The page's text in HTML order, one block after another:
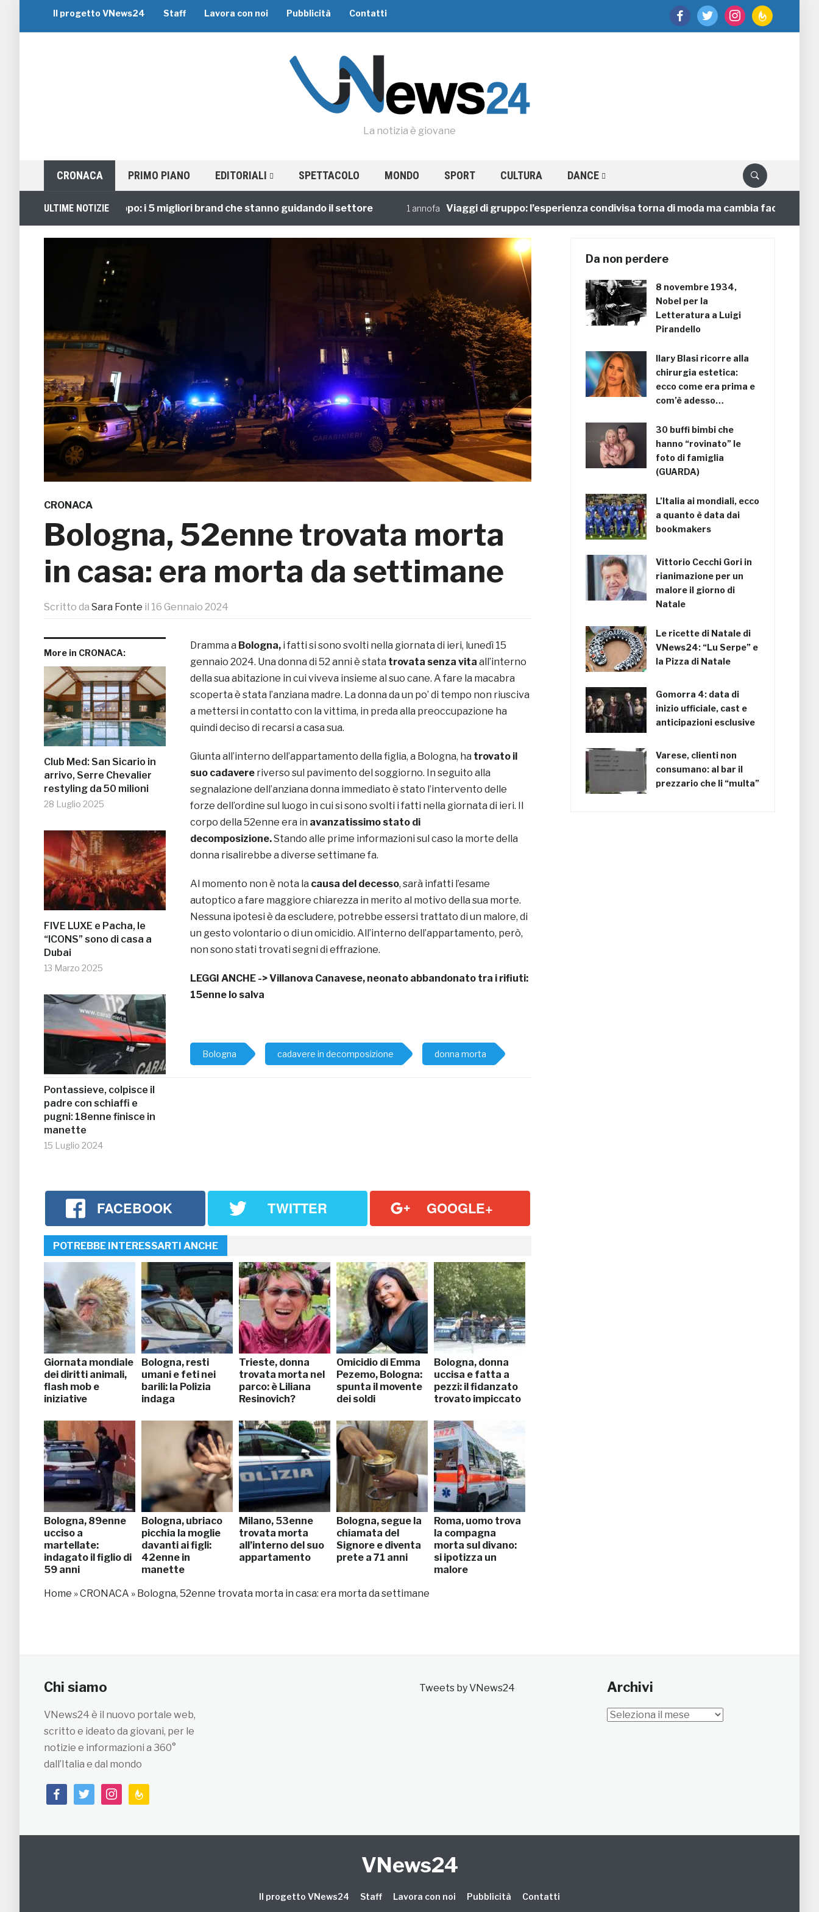
facebooktwitter instagramfeedburner
Il progetto VNews24 Staff Lavora con noi Pubblicità Contatti
La notizia è giovane
CRONACA PRIMO PIANO EDITORIALI SPETTACOLO MONDO SPORT CULTURA DANCE
ULTIME NOTIZIE
Viaggi di Gruppo: i 5 migliori brand che stanno guidando il settore 1 annofa Viaggi di gruppo: l’esperienza condivisa torna di moda ma cambia faccia
CRONACA
Bologna, 52enne trovata morta
in casa: era morta da settimane
Scritto da Sara Fonte il 16 Gennaio 2024
More in CRONACA:
Club Med: San Sicario in
arrivo, Serre Chevalier
restyling da 50 milioni
28 Luglio 2025
FIVE LUXE e Pacha, le
“ICONS” sono di casa a
Dubai
13 Marzo 2025
Pontassieve, colpisce il
padre con schiaffi e
pugni: 18enne finisce in
manette
15 Luglio 2024
Dramma a Bologna, i fatti si sono svolti nella giornata di ieri, lunedì 15
gennaio 2024. Una donna di 52 anni è stata trovata senza vita all’interno
della sua abitazione in cui viveva insieme al suo cane. A fare la macabra
scoperta è stata l’anziana madre. La donna da un po’ di tempo non riusciva
a mettersi in contatto con la vittima, in preda alla preoccupazione ha
quindi deciso di recarsi a casa sua.
Giunta all’interno dell’appartamento della figlia, a Bologna, ha trovato il
suo cadavere riverso sul pavimento del soggiorno. In seguito alla
segnalazione dell’anziana donna immediato è stato l’intervento delle
forze dell’ordine sul luogo in cui si sono svolti i fatti nella giornata di ieri. Il
corpo della 52enne era in avanzatissimo stato di
decomposizione.Stando alle prime informazioni sul caso la morte della
donna risalirebbe a diverse settimane fa.
Al momento non è nota la causa del decesso, sarà infatti l’esame
autoptico a fare maggiore chiarezza in merito al motivo della sua morte.
Nessuna ipotesi è da escludere, potrebbe essersi trattato di un malore, di
un gesto volontario o di un omicidio. All’interno dell’appartamento, però,
non sono stati trovati segni di effrazione.
LEGGI ANCHE ->Villanova Canavese, neonato abbandonato tra i rifiuti:
15enne lo salva
Bologna cadavere in decomposizione donna morta
FACEBOOK TWITTER GOOGLE+
POTREBBE INTERESSARTI ANCHE
Giornata mondiale
dei diritti animali,
flash mob e
iniziative
Bologna, resti
umani e feti nei
barili: la Polizia
indaga
Trieste, donna
trovata morta nel
parco: è Liliana
Resinovich?
Omicidio di Emma
Pezemo, Bologna:
spunta il movente
dei soldi
Bologna, donna
uccisa e fatta a
pezzi: il fidanzato
trovato impiccato
Bologna, 89enne
ucciso a
martellate:
indagato il figlio di
59 anni
Bologna, ubriaco
picchia la moglie
davanti ai figli:
42enne in
manette
Milano, 53enne
trovata morta
all’interno del suo
appartamento
Bologna, segue la
chiamata del
Signore e diventa
prete a 71 anni
Roma, uomo trova
la compagna
morta sul divano:
si ipotizza un
malore
Home »CRONACA » Bologna, 52enne trovata morta in casa: era morta da settimane
Da non perdere
8 novembre 1934,
Nobel per la
Letteratura a Luigi
Pirandello
Ilary Blasi ricorre alla
chirurgia estetica:
ecco come era prima e
com’è adesso…
30 buffi bimbi che
hanno “rovinato” le
foto di famiglia
(GUARDA)
L’Italia ai mondiali, ecco
a quanto è data dai
bookmakers
Vittorio Cecchi Gori in
rianimazione per un
malore il giorno di
Natale
Le ricette di Natale di
VNews24: “Lu Serpe” e
la Pizza di Natale
Gomorra 4: data di
inizio ufficiale, cast e
anticipazioni esclusive
Varese, clienti non
consumano: al bar il
prezzario che li “multa”
Chi siamo
VNews24 è il nuovo portale web,
scritto e ideato da giovani, per le
notizie e informazioni a 360°
dall’Italia e dal mondo
facebooktwitterinstagramfeedburner
Tweets by VNews24 Archivi
Archivi
VNews24
Il progetto VNews24 Staff Lavora con noi Pubblicità Contatti